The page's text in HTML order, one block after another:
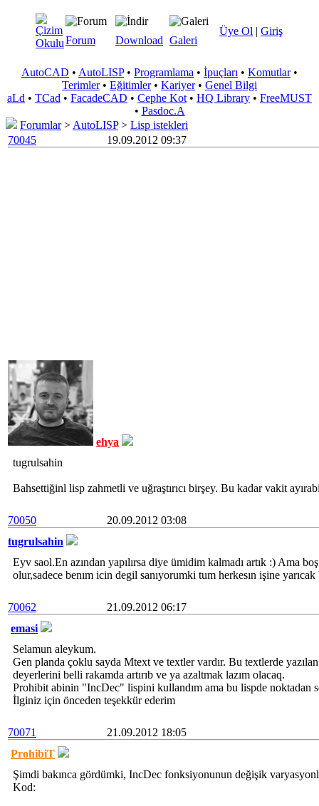
Üye Ol | Giriş
Forum Download Galeri
AutoCAD • AutoLISP• Programlama • İpuçları • Komutlar•
Terimler• Eğitimler• Kariyer• Genel Bilgi
aLd • TCad • FacadeCAD • Cephe Kot • HQ Library • FreeMUST
• Pasdoc.A
Forumlar> AutoLISP> Lisp istekleri
70045
19.09.2012 09:37
ehya
tugrulsahin
Bahsettiğinl lisp zahmetli ve uğraştırıcı birşey. Bu kadar vakit
70050
20.09.2012 03:08
tugrulsahin
Eyv saol.En azından yapılırsa diye ümidim kalmadı artık :) Ama
olur,sadece benım icin degil sanıyorumki tum herkesın işine
70062
21.09.2012 06:17
emasi
Selamun aleykum.
Gen planda çoklu sayda Mtext ve textler vardır. Bu textlerde
deyerlerini belli rakamda artırıb ve ya azaltmak lazım olacaq.
Prohibit abinin "IncDec" lispini kullandım ama bu lispde noktadan
İlginiz için önceden teşekkür ederim
70071
21.09.2012 18:05
ProhibiT
Şimdi bakınca gördümki, IncDec fonksiyonunun değişik
Kod: